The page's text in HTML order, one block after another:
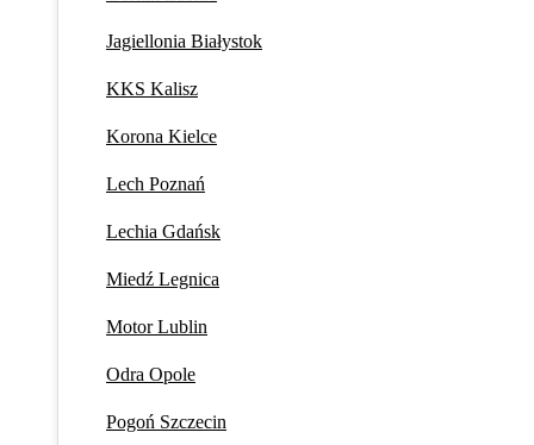
Jagiellonia Białystok
KKS Kalisz
Korona Kielce
Lech Poznań
Lechia Gdańsk
Miedź Legnica
Motor Lublin
Odra Opole
Pogoń Szczecin